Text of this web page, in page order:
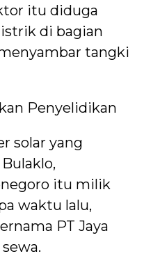
itu diduga
di bagian
tangki
Penyelidikan
solar yang
itu milik
waktu lalu,
PT Jaya